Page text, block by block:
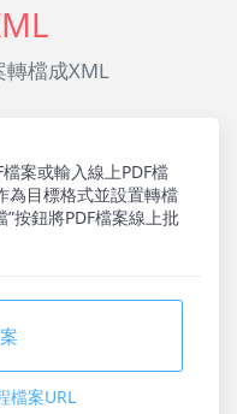
轉檔成XML
案或輸入線上PDF檔
為目標格式並設置轉檔
按鈕將PDF檔案線上批
檔案URL